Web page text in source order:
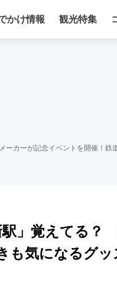
かけ情報 観光特集
カーが記念イベントを開催！鉄
駅」覚えてる
も気になるグ